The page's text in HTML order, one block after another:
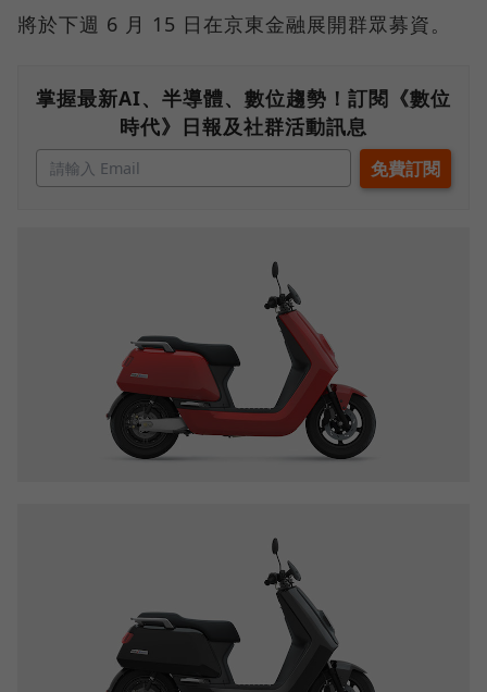
將於下週 6 月 15 日在京東金融展開群眾募資。
掌握最新AI、半導體、數位趨勢！訂閱《數位
時代》日報及社群活動訊息